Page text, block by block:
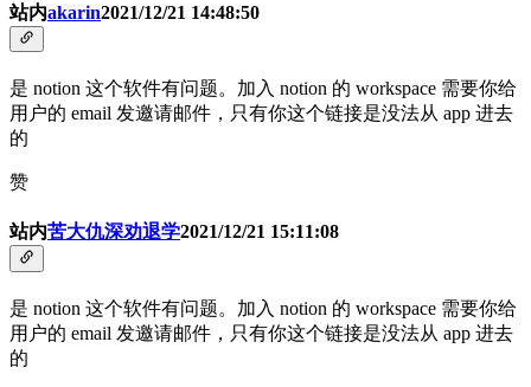
站内akarin2021/12/21 14:48:50
是 notion 这个软件有问题。加入 notion 的 workspace 需要你给
用户的 email 发邀请邮件，只有你这个链接是没法从 app 进去
的
赞
站内苦大仇深劝退学2021/12/21 15:11:08
是 notion 这个软件有问题。加入 notion 的 workspace 需要你给
用户的 email 发邀请邮件，只有你这个链接是没法从 app 进去
的